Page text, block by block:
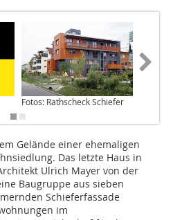
Fotos: Rathscheck Schiefer
Gelände einer ehemaligen
Das letzte Haus in
Ulrich Mayer von der
Baugruppe aus sieben
Schieferfassade
im